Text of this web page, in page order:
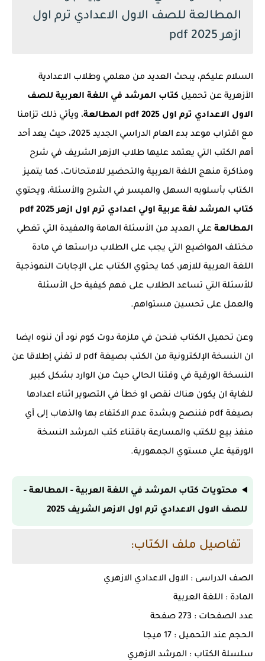
المطالعة للصف الاول الاعدادي ترم اول
ازهر 2025 pdf
السلام عليكم، يبحث العديد من معلمي وطلاب الاعدادية
الأزهرية عن تحميل كتاب المرشد في اللغة العربية للصف
الاول الاعدادي ترم اول 2025 pdf المطالعة
، ويأتي ذلك تزامنا
مع اقتراب موعد بدء العام الدراسي الجديد 2025، حيث يعد أحد
أهم الكتب التي يعتمد عليها طلاب الازهر الشريف في شرح
ومذاكرة منهج اللغة العربية والتحضير للامتحانات، كما يتميز
الكتاب بأسلوبه السهل والميسر في الشرح والأسئلة، ويحتوي
كتاب المرشد لغة عربية اولي اعدادي ترم اول ازهر 2025 pdf
المطالعة علي العديد من الأسئلة الهامة والمفيدة التي تغطي
مختلف المواضيع التي يجب على الطلاب دراستها في مادة
اللغة العربية للازهر، كما يحتوي الكتاب على الإجابات النموذجية
للأسئلة التي تساعد الطلاب على فهم كيفية حل الأسئلة
والعمل على تحسين مستواهم.
وعن تحميل الكتاب فنحن في ملزمة دوت كوم نود أن ننوه ايضا
ان النسخة الإلكترونية من الكتب بصيغة pdf لا تغني إطلاقا عن
النسخة الورقية في وقتنا الحالي حيث من الوارد بشكل كبير
للغاية ان يكون هناك نقص او خطأ في التصوير اثناء اعدادها
بصيغة pdf فننصح وبشدة عدم الاكتفاء بها والذهاب إلى أي
منفذ بيع للكتب والمسارعة باقتناء كتب المرشد النسخة
الورقية علي مستوي الجمهورية.
محتويات كتاب المرشد في اللغة العربية - المطالعة -
للصف الاول الاعدادي ترم اول الازهر الشريف 2025
تفاصيل ملف الكتاب:
الصف الدراسى : الاول الاعدادي الازهري
المادة : اللغة العربية
عدد الصفحات : 273 صفحة
الحجم عند التحميل : 17 ميجا
سلسلة الكتاب : المرشد الازهري